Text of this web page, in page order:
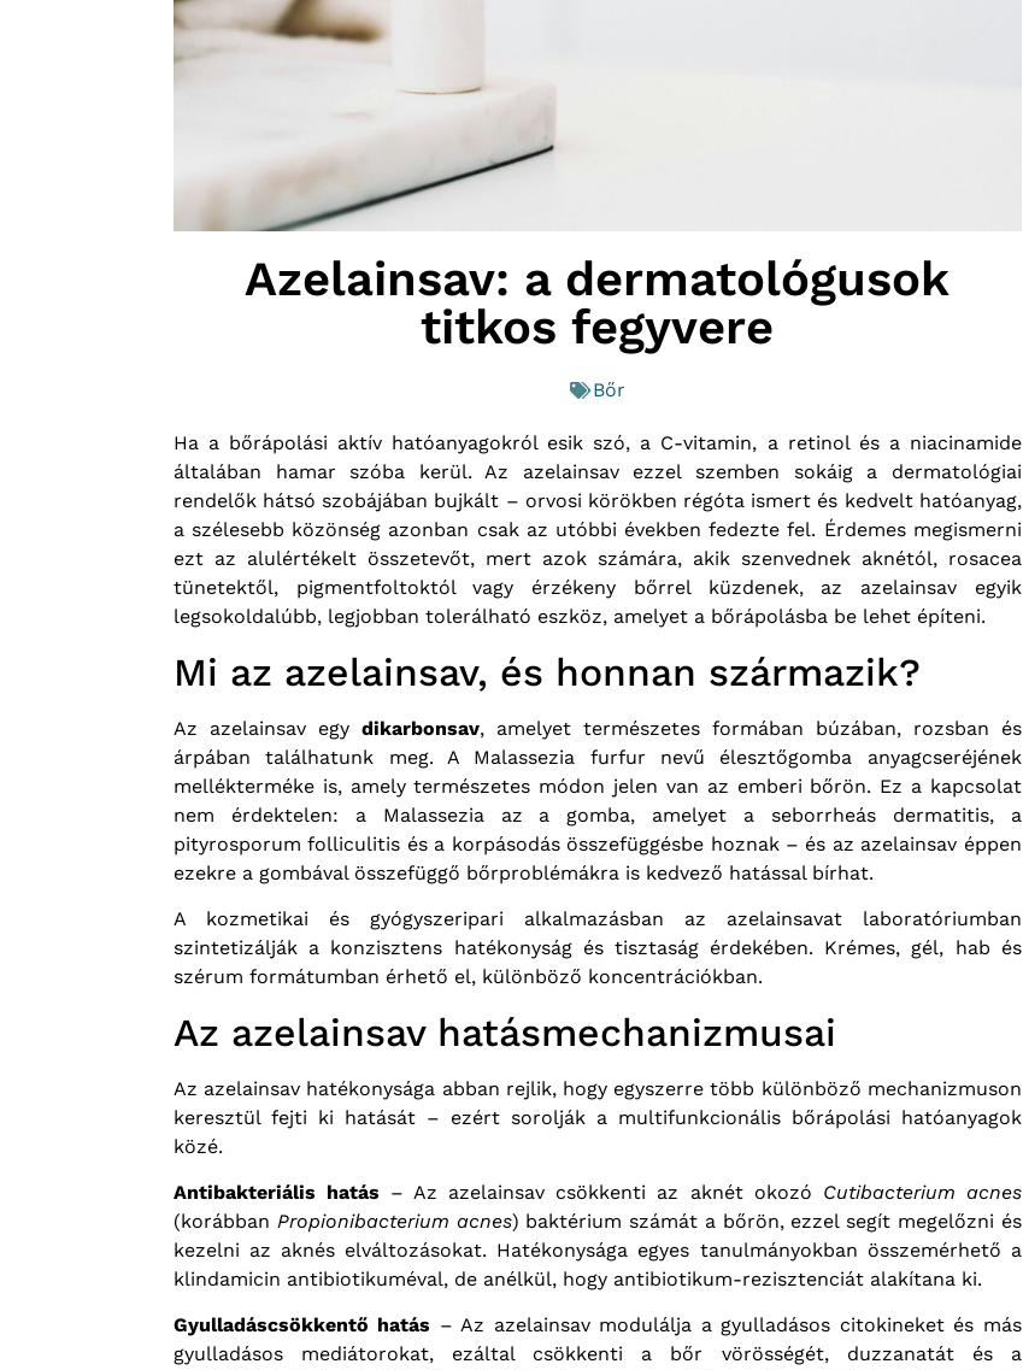
Azelainsav: a dermatológusok
titkos fegyvere
Bőr
Ha a bőrápolási aktív hatóanyagokról esik szó, a C-vitamin, a retinol és a niacinamide
általában hamar szóba kerül. Az azelainsav ezzel szemben sokáig a dermatológiai
rendelők hátsó szobájában bujkált – orvosi körökben régóta ismert és kedvelt hatóanyag,
a szélesebb közönség azonban csak az utóbbi években fedezte fel. Érdemes megismerni
ezt az alulértékelt összetevőt, mert azok számára, akik szenvednek aknétól, rosacea
tünetektől, pigmentfoltoktól vagy érzékeny bőrrel küzdenek, az azelainsav egyik
legsokoldalúbb, legjobban tolerálható eszköz, amelyet a bőrápolásba be lehet építeni.
Mi az azelainsav, és honnan származik?
Az azelainsav egy dikarbonsav, amelyet természetes formában búzában, rozsban és
árpában találhatunk meg. A Malassezia furfur nevű élesztőgomba anyagcseréjének
mellékterméke is, amely természetes módon jelen van az emberi bőrön. Ez a kapcsolat
nem érdektelen: a Malassezia az a gomba, amelyet a seborrheás dermatitis, a
pityrosporum folliculitis és a korpásodás összefüggésbe hoznak – és az azelainsav éppen
ezekre a gombával összefüggő bőrproblémákra is kedvező hatással bírhat.
A kozmetikai és gyógyszeripari alkalmazásban az azelainsavat laboratóriumban
szintetizálják a konzisztens hatékonyság és tisztaság érdekében. Krémes, gél, hab és
szérum formátumban érhető el, különböző koncentrációkban.
Az azelainsav hatásmechanizmusai
Az azelainsav hatékonysága abban rejlik, hogy egyszerre több különböző mechanizmuson
keresztül fejti ki hatását – ezért sorolják a multifunkcionális bőrápolási hatóanyagok
közé.
Antibakteriális hatás – Az azelainsav csökkenti az aknét okozó Cutibacterium acnes
(korábban Propionibacterium acnes) baktérium számát a bőrön, ezzel segít megelőzni és
kezelni az aknés elváltozásokat. Hatékonysága egyes tanulmányokban összemérhető a
klindamicin antibiotikuméval, de anélkül, hogy antibiotikum-rezisztenciát alakítana ki.
Gyulladáscsökkentő hatás – Az azelainsav modulálja a gyulladásos citokineket és más
gyulladásos mediátorokat, ezáltal csökkenti a bőr vörösségét, duzzanatát és a